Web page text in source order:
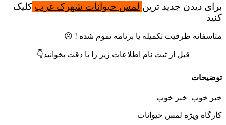
دیدن جدید ترین لمس حیوانات شهرک غرب کلیک
ظرفیت تکمیله یا برنامه تموم شده ! ☹️
قبل از ثبت نام اطلاعات زیر را با دقت بخوانید👇
خوب خبر خوب
ویژه لمس حیوانات